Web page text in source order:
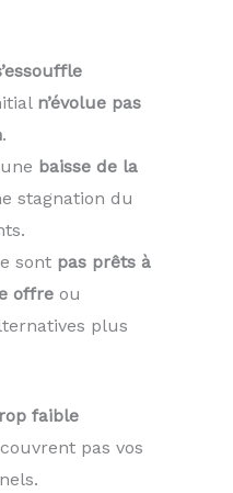
n’évolue pas
.
baisse de la
stagnation du
sont pas prêts à
offre ou
plus
faible
pas vos